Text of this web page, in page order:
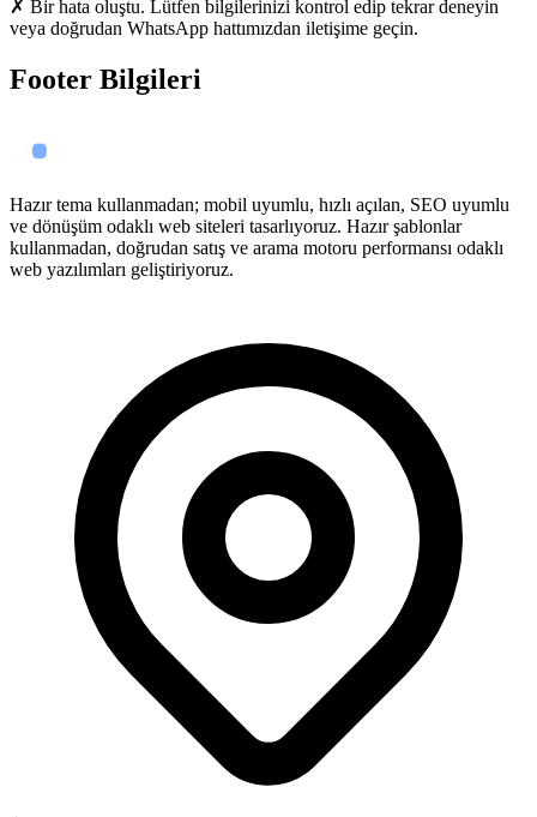
✗ Bir hata oluştu. Lütfen bilgilerinizi kontrol edip tekrar deneyin
veya doğrudan WhatsApp hattımızdan iletişime geçin.
Footer Bilgileri
Hazır tema kullanmadan; mobil uyumlu, hızlı açılan, SEO uyumlu
ve dönüşüm odaklı web siteleri tasarlıyoruz. Hazır şablonlar
kullanmadan, doğrudan satış ve arama motoru performansı odaklı
web yazılımları geliştiriyoruz.